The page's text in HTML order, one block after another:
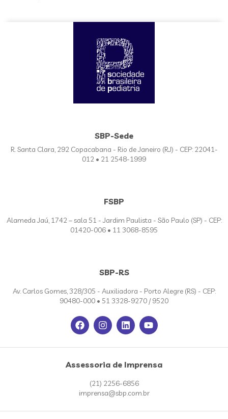
SBP-Sede
R. Santa Clara, 292 Copacabana - Rio de Janeiro (RJ) - CEP: 22041-
012 • 21 2548-1999
FSBP
Alameda Jaú, 1742 – sala 51 - Jardim Paulista - São Paulo (SP) - CEP:
01420-006 • 11 3068-8595
SBP-RS
Av. Carlos Gomes, 328/305 - Auxiliadora - Porto Alegre (RS) - CEP:
90480-000 • 51 3328-9270 / 9520
Assessoria de Imprensa
(21) 2256-6856
imprensa@sbp.com.br